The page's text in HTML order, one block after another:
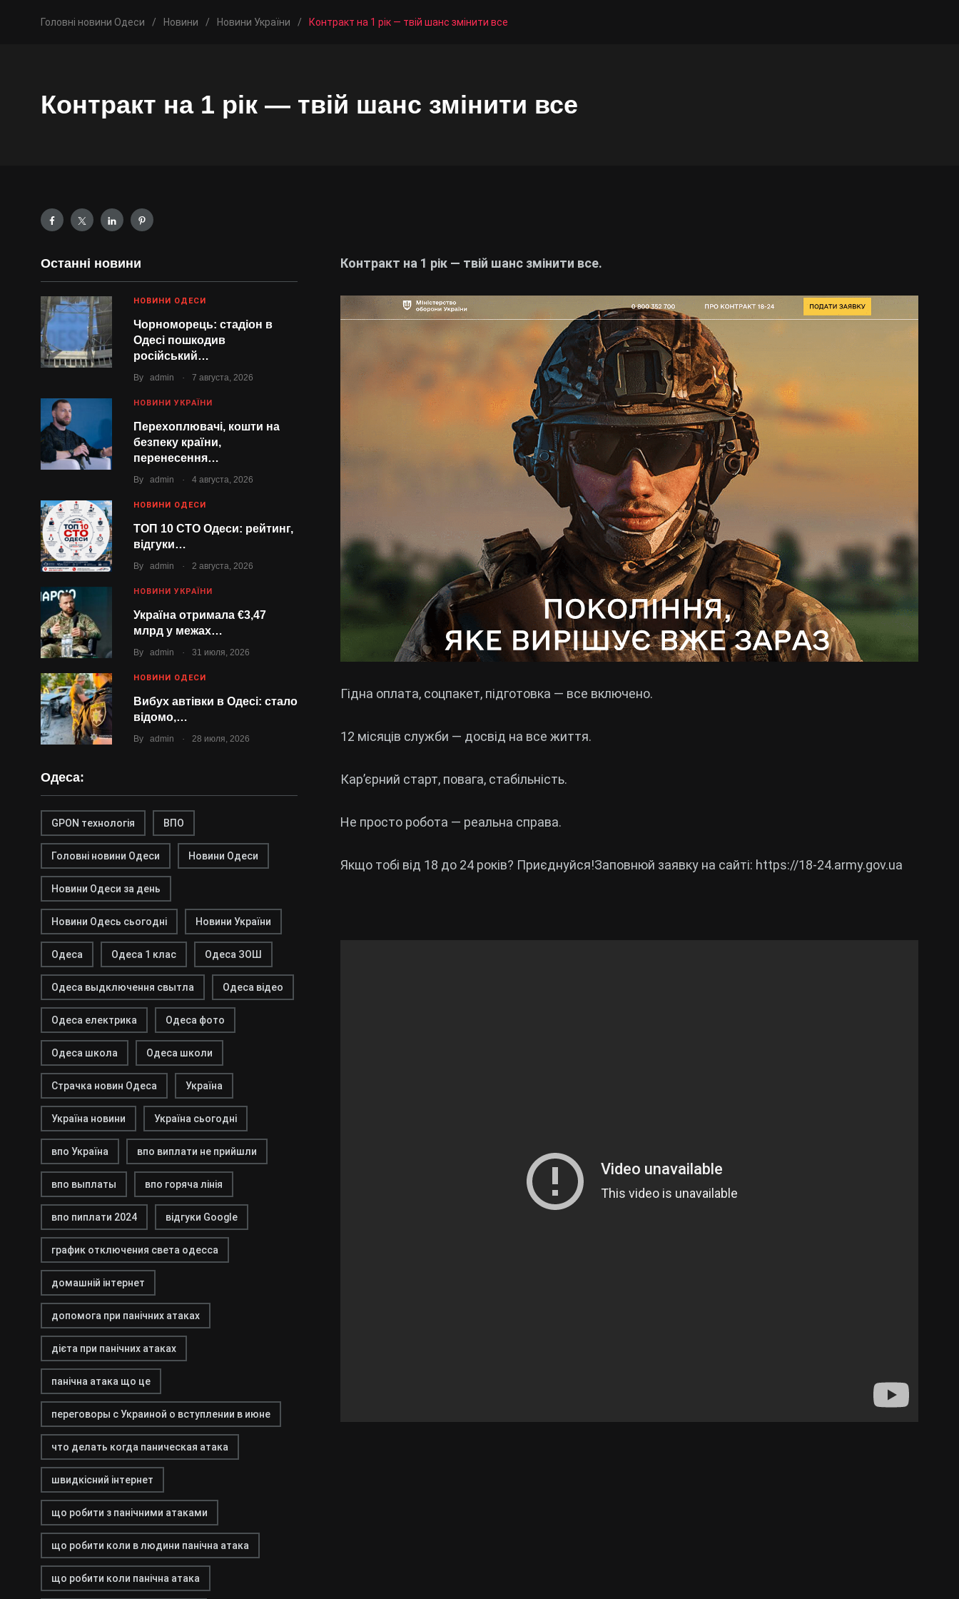
Головні новини Одеси / Новини / Новини України / Контракт на 1 рік — твій шанс змінити все
Контракт на 1 рік — твій шанс змінити все
Останні новини
НОВИНИ ОДЕСИ
Чорноморець: стадіон в
Одесі пошкодив
російський…
By admin . 7 августа, 2026
НОВИНИ УКРАЇНИ
Перехоплювачі, кошти на
безпеку країни,
перенесення…
By admin . 4 августа, 2026
НОВИНИ ОДЕСИ
ТОП 10 СТО Одеси: рейтинг,
відгуки…
By admin . 2 августа, 2026
НОВИНИ УКРАЇНИ
Україна отримала €3,47
млрд у межах…
By admin . 31 июля, 2026
НОВИНИ ОДЕСИ
Вибух автівки в Одесі: стало
відомо,…
By admin . 28 июля, 2026
Одеса:
GPON технологія ВПО
Головні новини Одеси Новини Одеси
Новини Одеси за день
Новини Одесь сьогодні Новини України
Одеса Одеса 1 клас Одеса ЗОШ
Одеса выдключення свытла Одеса відео
Одеса електрика Одеса фото
Одеса школа Одеса школи
Страчка новин Одеса Україна
Україна новини Україна сьогодні
впо Україна впо виплати не прийшли
впо выплаты впо горяча лінія
впо пиплати 2024 відгуки Google
график отключения света одесса
домашній інтернет
допомога при панічних атаках
дієта при панічних атаках
панічна атака що це
переговоры с Украиной о вступлении в июне
что делать когда паническая атака
швидкісний інтернет
що робити з панічними атаками
що робити коли в людини панічна атака
що робити коли панічна атака
Контракт на 1 рік — твій шанс змінити все.
Гідна оплата, соцпакет, підготовка — все включено.
12 місяців служби — досвід на все життя.
Кар’єрний старт, повага, стабільність.
Не просто робота — реальна справа.
Якщо тобі від 18 до 24 років? Приєднуйся!Заповнюй заявку на сайті: https://18-24.army.gov.ua